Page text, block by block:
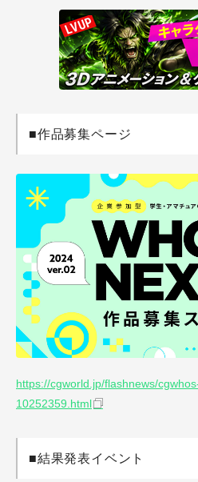
■作品募集ページ
https://cgworld.jp/flashnews/
10252359.html
■結果発表イベント